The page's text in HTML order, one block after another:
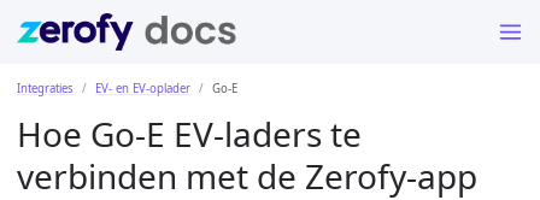
Integraties EV- en EV-oplader Go-E
Hoe Go-E EV-laders te
verbinden met de Zerofy-app